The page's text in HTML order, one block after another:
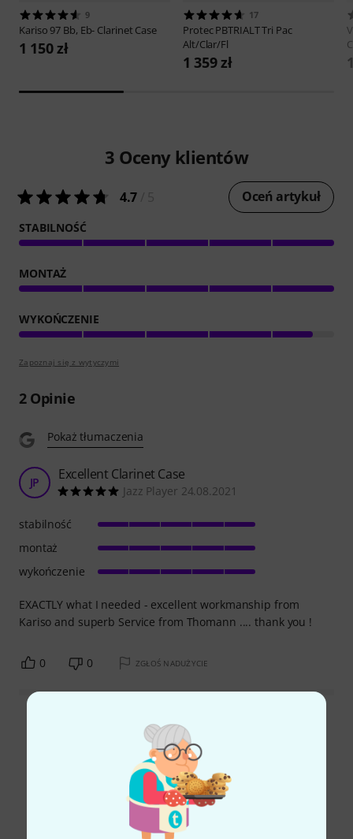
9
Kariso 97 Bb, Eb- Clarinet Case
1 150 zł
17
ProtecPBTRIALT Tri Pac
Alt/Clar/Fl
1 359 zł
3 Oceny klientów
4.7 Oceń artykuł
STABILNOŚĆ
MONTAŻ
WYKOŃCZENIE
Zapoznaj się z wytyczymi
2Opinie
Pokaż tłumaczenia
JP Excellent Clarinet Case
Jazz Player 24.08.2021
EXACTLY what I needed - excellent workmanship from
Kariso and superb Service from Thomann .... thank you !
stabilność
montaż
wykończenie
0 0 ZGŁOŚ NADUŻYCIE
Wszystkie oceny
Czy wiesz że?
Wszystko